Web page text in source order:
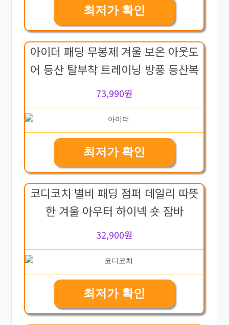
최저가 확인
아이더 패딩 무봉제 겨울 보온 아웃도
어 등산 탈부착 트레이닝 방풍 등산복
73,990원
최저가 확인
코디코치 별비 패딩 점퍼 데일리 따뜻
한 겨울 아우터 하이넥 숏 잠바
32,900원
최저가 확인